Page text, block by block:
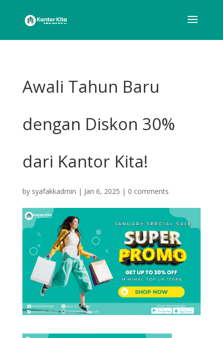
Awali Tahun Baru
dengan Diskon 30%
dari Kantor Kita!
by syafakkadmin | Jan 6, 2025 | 0 comments